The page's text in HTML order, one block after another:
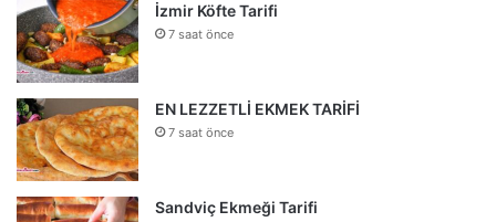
İzmir Köfte Tarifi
7 saat önce
EN LEZZETLİ EKMEK TARİFİ
7 saat önce
Sandviç Ekmeği Tarifi